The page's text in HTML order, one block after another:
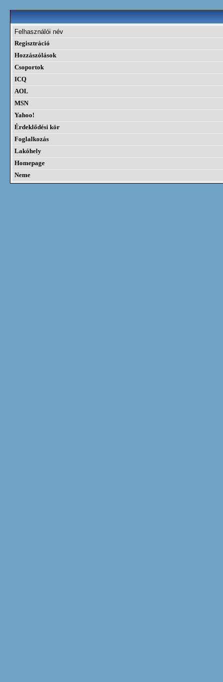
Felhasználói név
Regisztráció
Hozzászólások
Csoportok
ICQ
AOL
MSN
Yahoo!
Érdeklődési kör
Foglalkozás
Lakóhely
Homepage
Neme